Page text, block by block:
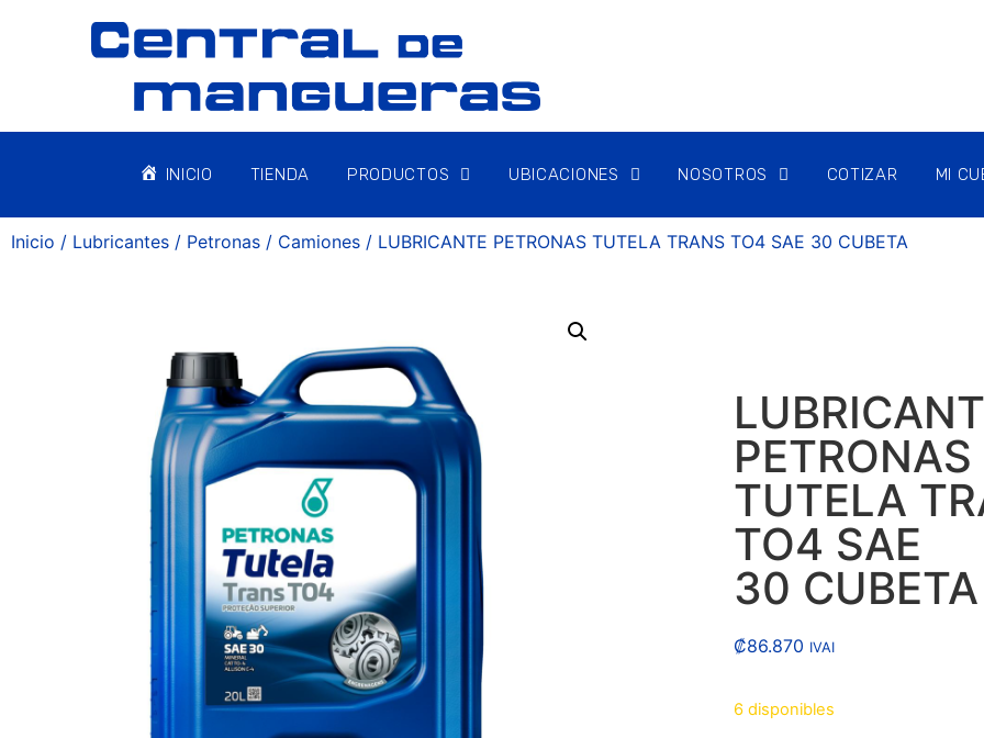
INICIO TIENDA PRODUCTOS UBICACIONES NOSOTROS COTIZAR MI
Inicio / Lubricantes / Petronas / Camiones / LUBRICANTE PETRONAS TUTELA TRANS TO4 SAE 30 CUBETA
PETRONAS
TUTELA
TO4 SAE
30 CUBETA
₡86.870 IVAI
6 disponibles